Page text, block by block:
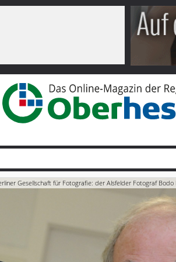
Gesellschaft für Fotografie: der Alsfelder Fotograf